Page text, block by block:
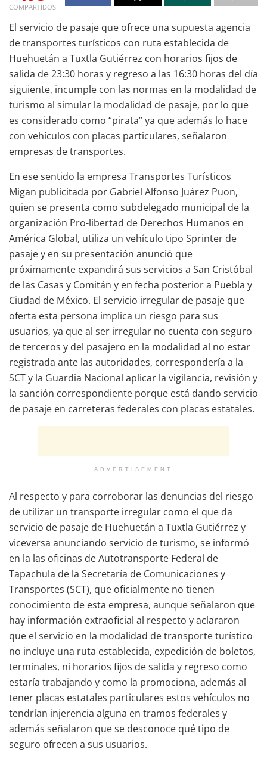
COMPARTIDOS
El servicio de pasaje que ofrece una supuesta agencia
de transportes turísticos con ruta establecida de
Huehuetán a Tuxtla Gutiérrez con horarios fijos de
salida de 23:30 horas y regreso a las 16:30 horas del día
siguiente, incumple con las normas en la modalidad de
turismo al simular la modalidad de pasaje, por lo que
es considerado como “pirata” ya que además lo hace
con vehículos con placas particulares, señalaron
empresas de transportes.
En ese sentido la empresa Transportes Turísticos
Migan publicitada por Gabriel Alfonso Juárez Puon,
quien se presenta como subdelegado municipal de la
organización Pro-libertad de Derechos Humanos en
América Global, utiliza un vehículo tipo Sprinter de
pasaje y en su presentación anunció que
próximamente expandirá sus servicios a San Cristóbal
de las Casas y Comitán y en fecha posterior a Puebla y
Ciudad de México. El servicio irregular de pasaje que
oferta esta persona implica un riesgo para sus
usuarios, ya que al ser irregular no cuenta con seguro
de terceros y del pasajero en la modalidad al no estar
registrada ante las autoridades, correspondería a la
SCT y la Guardia Nacional aplicar la vigilancia, revisión y
la sanción correspondiente porque está dando servicio
de pasaje en carreteras federales con placas estatales.
ADVERTISEMENT
Al respecto y para corroborar las denuncias del riesgo
de utilizar un transporte irregular como el que da
servicio de pasaje de Huehuetán a Tuxtla Gutiérrez y
viceversa anunciando servicio de turismo, se informó
en la las oficinas de Autotransporte Federal de
Tapachula de la Secretaría de Comunicaciones y
Transportes (SCT), que oficialmente no tienen
conocimiento de esta empresa, aunque señalaron que
hay información extraoficial al respecto y aclararon
que el servicio en la modalidad de transporte turístico
no incluye una ruta establecida, expedición de boletos,
terminales, ni horarios fijos de salida y regreso como
estaría trabajando y como la promociona, además al
tener placas estatales particulares estos vehículos no
tendrían injerencia alguna en tramos federales y
además señalaron que se desconoce qué tipo de
seguro ofrecen a sus usuarios.